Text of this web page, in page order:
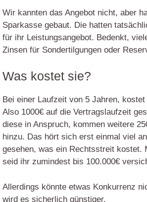
Wir kannten das Angebot nicht, aber
Sparkasse gebaut. Die hatten
für ihr Leistungsangebot. Bedenkt,
Zinsen für Sondertilgungen oder
Was kostet sie?
Bei einer Laufzeit von 5 Jahren,
Also 1000€ auf die Vertragslaufzeit
diese in Anspruch, kommen weitere
hinzu. Das hört sich erst einmal viel
gesehen, was ein Rechtsstreit kostet.
seid ihr zumindest bis 100.000€
Allerdings könnte etwas Konkurrenz
wird es sicherlich günstiger.